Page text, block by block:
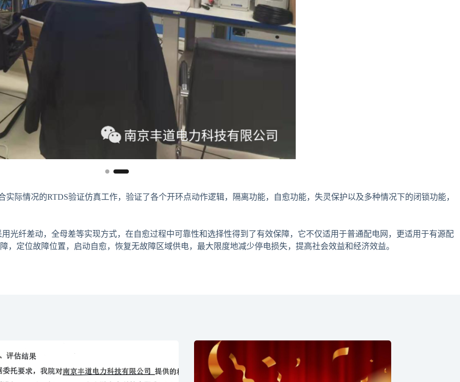
况的RTDS验证仿真工作，验证了各个开环点动作逻辑，隔离功能，自愈功能，失灵保护以及多种情况下的闭锁功能，
差动，全母差等实现方式，在自愈过程中可靠性和选择性得到了有效保障，它不仅适用于普通配电网，更适用于有源配
定位故障位置，启动自愈，恢复无故障区域供电，最大限度地减少停电损失，提高社会效益和经济效益。